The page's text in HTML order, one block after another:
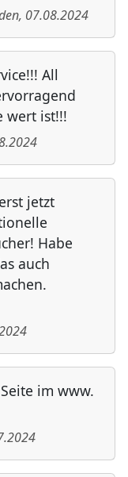
, 07.08.2024
All
wert ist!!!
jetzt
Habe
auch
im www.